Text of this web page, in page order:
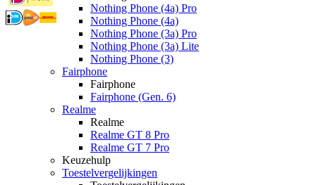
Nothing Phone (4a) Pro
Nothing Phone (4a)
Nothing Phone (3a) Pro
Nothing Phone (3a) Lite
Nothing Phone (3)
Fairphone
Fairphone
Fairphone (Gen. 6)
Realme
Realme
Realme GT 8 Pro
Realme GT 7 Pro
Keuzehulp
Toestelvergelijkingen